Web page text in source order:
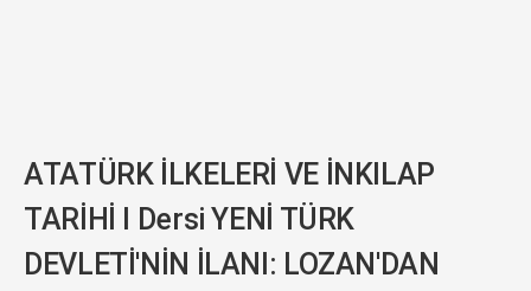
ATATÜRK İLKELERİ VE İNKILAP
TARİHİ I Dersi YENİ TÜRK
DEVLETİ'NİN İLANI: LOZAN'DAN